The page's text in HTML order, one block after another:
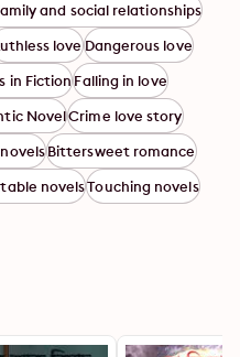
and social relationships
loveDangerous love
in FictionFalling in love
NovelCrime love story
Bittersweet romance
novelsTouching novels